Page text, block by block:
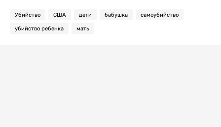
Убийство США дети бабушка самоубийство
убийство ребенка мать